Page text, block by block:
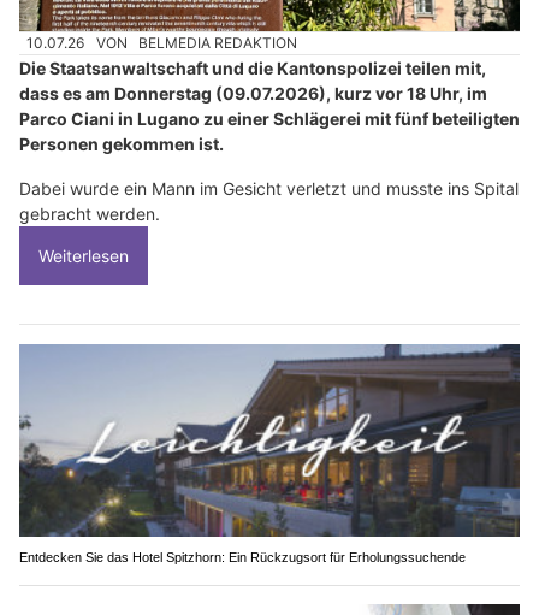
10.07.26 VON BELMEDIA REDAKTION
Die Staatsanwaltschaft und die Kantonspolizei teilen mit,
dass es am Donnerstag (09.07.2026), kurz vor 18 Uhr, im
Parco Ciani in Lugano zu einer Schlägerei mit fünf beteiligten
Personen gekommen ist.
Dabei wurde ein Mann im Gesicht verletzt und musste ins Spital
gebracht werden.
Weiterlesen
Entdecken Sie das Hotel Spitzhorn: Ein Rückzugsort für Erholungssuchende